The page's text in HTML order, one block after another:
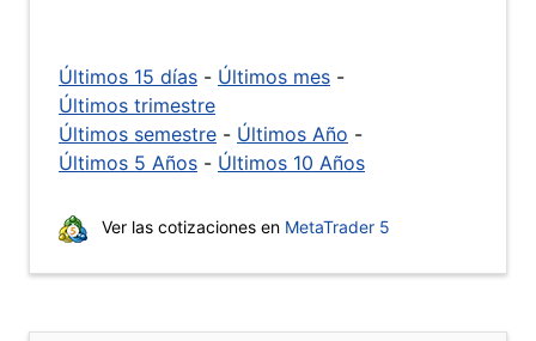
Últimos 15 días - Últimos mes -
Últimos trimestre
Últimos semestre - Últimos Año -
Últimos 5 Años - Últimos 10 Años
Ver las cotizaciones en MetaTrader 5